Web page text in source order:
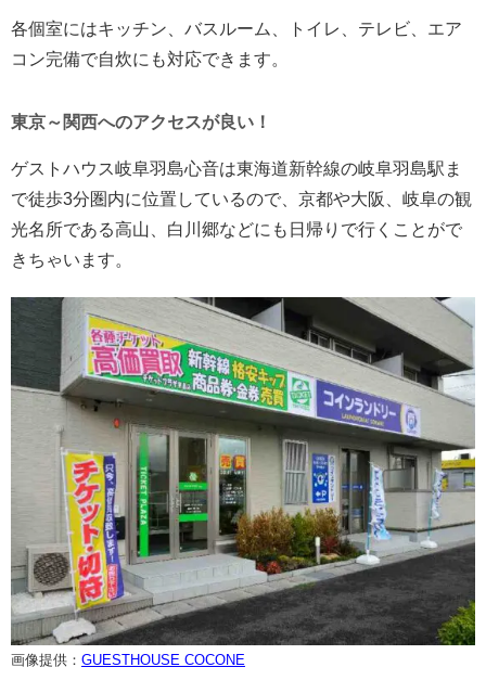
各個室にはキッチン、バスルーム、トイレ、テレビ、エア
コン完備で自炊にも対応できます。
東京～関西へのアクセスが良い！
ゲストハウス岐阜羽島心音は東海道新幹線の岐阜羽島駅ま
で徒歩3分圏内に位置しているので、京都や大阪、岐阜の観
光名所である高山、白川郷などにも日帰りで行くことがで
きちゃいます。
画像提供： GUESTHOUSE COCONE